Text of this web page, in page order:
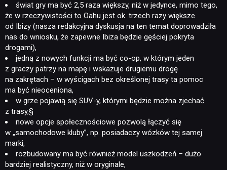
świat gry ma być 2,5 raza większy, niż w jedynce, mimo tego,
że w rzeczywistości to Oahu jest ok. trzech razy większe
od Ibizy (nasza redakcyjna dyskusja na ten temat doprowadziła
nas do wniosku, że zapewne Ibiza będzie gęściej pokryta
drogami),
jedną z nowych funkcji ma być co-op, w którym jeden
z graczy patrzy na mapę i wskazuje drugiemu drogę
na zakrętach – w wyścigach bez określonej trasy ta pomoc
ma być nieoceniona,
w grze pojawią się SUV-y, którymi będzie można zjechać
z trasy,§
nowe opcje społecznościowe pozwolą łączyć się
w „samochodowe kluby”, np. posiadaczy wózków tej samej
marki,
rozbudowany ma być również model uszkodzeń – dużo
bardziej realistyczny, niż w oryginale,